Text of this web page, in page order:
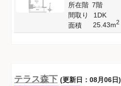
所在階 7階
間取り
1DK
面積
25.43m2
テラス森下 (更新日：08月06日)